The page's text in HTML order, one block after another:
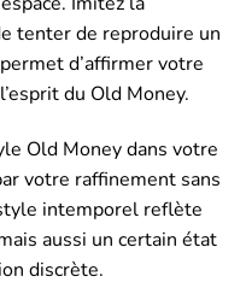
tenter de reproduire un
d’affirmer votre
du Old Money.
Old Money dans votre
votre raffinement sans
intemporel reflète
aussi un certain état
discrète.